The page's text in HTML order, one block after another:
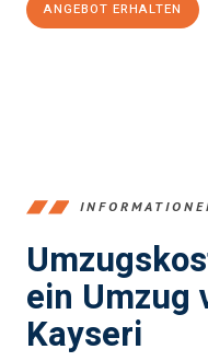
ANGEBOT ERHALTEN
ein Umzug
Kayseri